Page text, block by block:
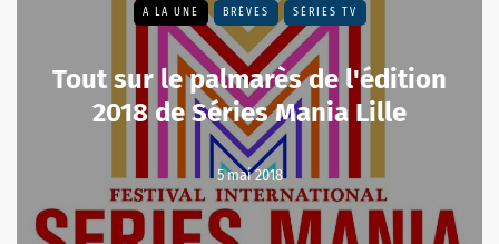
A LA UNE BRÈVES SÉRIES TV
Tout sur le palmarès de l'édition
2018 de Séries Mania Lille
5 mai 2018